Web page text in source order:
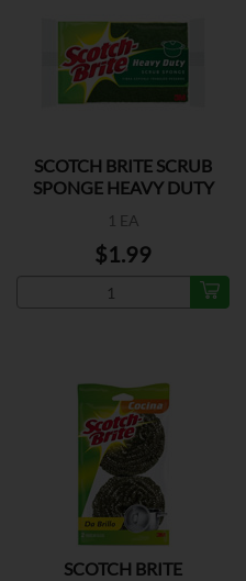
SCOTCH BRITE SCRUB
SPONGE HEAVY DUTY
1 EA
$1.99
SCOTCH BRITE